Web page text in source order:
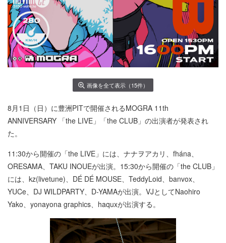
画像を全て表示（15件）
8月1日（日）に豊洲PITで開催されるMOGRA 11th
ANNIVERSARY 「the LIVE」「the CLUB」の出演者が発表され
た。
11:30から開催の「the LIVE」には、ナナヲアカリ、fhána、
ORESAMA、TAKU INOUEが出演。15:30から開催の「the CLUB」
には、kz(livetune)、DÉ DÉ MOUSE、TeddyLoid、banvox、
YUCe、DJ WILDPARTY、D-YAMAが出演。VJとしてNaohiro
Yako、yonayona graphics、haquxが出演する。